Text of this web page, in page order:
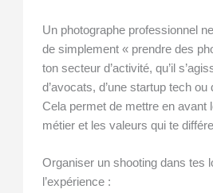
Un photographe professionnel
de simplement « prendre des
ton secteur d’activité, qu’il
d’avocats, d’une startup tech ou
Cela permet de mettre en avant
métier et les valeurs qui te
Organiser un shooting dans tes
l’expérience :